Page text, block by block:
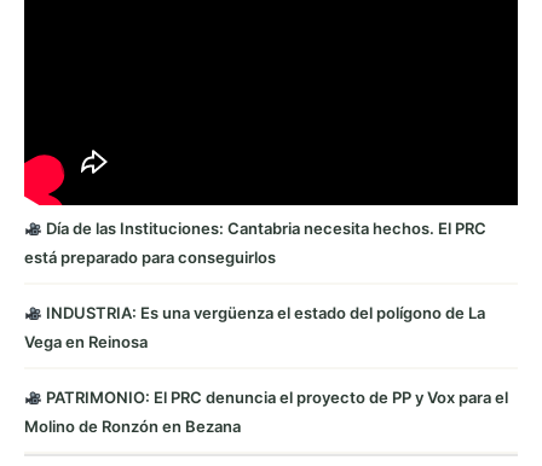
Día de las Instituciones: Cantabria necesita hechos. El PRC
está preparado para conseguirlos
INDUSTRIA: Es una vergüenza el estado del polígono de La
Vega en Reinosa
PATRIMONIO: El PRC denuncia el proyecto de PP y Vox para el
Molino de Ronzón en Bezana